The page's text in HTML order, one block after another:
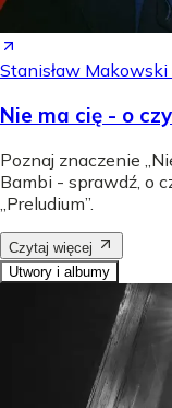
Stanisław Makowski
Nie ma cię - o
Poznaj znaczenie
Bambi - sprawdź, o
„Preludium”.
Czytaj więcej
Utwory i albumy